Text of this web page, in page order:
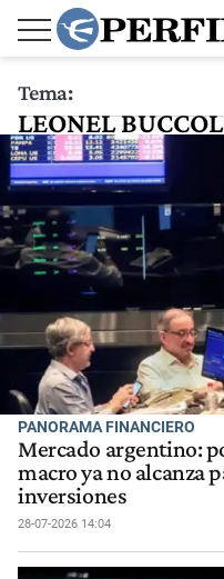
Tema:
LEONEL
PANORAMA FINANCIERO
Mercado argentino:
macro ya no alcanza
inversiones
28-07-2026 14:04